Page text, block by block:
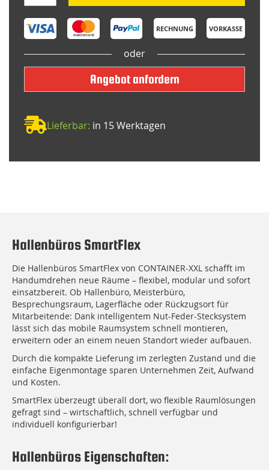
RECHNUNG VORKASSE
oder
Angebot anfordern
Lieferbar: in 15 Werktagen
Hallenbüros SmartFlex
Die Hallenbüros SmartFlex von CONTAINER-XXL schafft im
Handumdrehen neue Räume – flexibel, modular und sofort
einsatzbereit. Ob Hallenbüro, Meisterbüro,
Besprechungsraum, Lagerfläche oder Rückzugsort für
Mitarbeitende: Dank intelligentem Nut-Feder-Stecksystem
lässt sich das mobile Raumsystem schnell montieren,
erweitern oder an einem neuen Standort wieder aufbauen.
Durch die kompakte Lieferung im zerlegten Zustand und die
einfache Eigenmontage sparen Unternehmen Zeit, Aufwand
und Kosten.
SmartFlex überzeugt überall dort, wo flexible Raumlösungen
gefragt sind – wirtschaftlich, schnell verfügbar und
individuell konfigurierbar!
Hallenbüros Eigenschaften: